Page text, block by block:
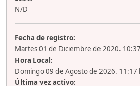
N/D
Fecha de registro:
Martes 01 de Diciembre de 2020.
Hora Local:
Domingo 09 de Agosto de 2026. 11:17
Última vez activo: